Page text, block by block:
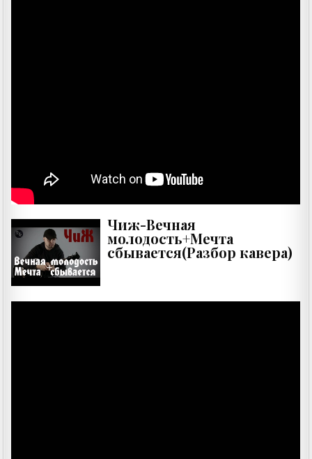
Чиж-Вечная
молодость+Мечта
сбывается(Разбор кавера)